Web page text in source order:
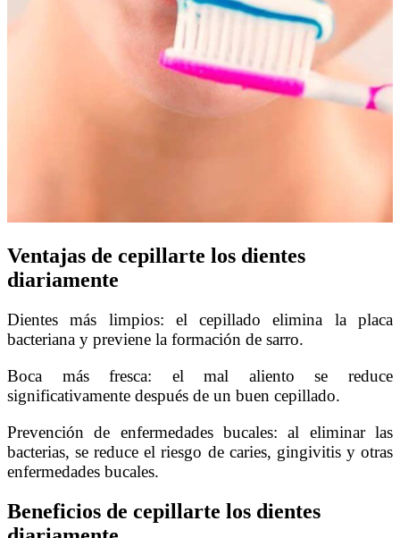
Ventajas de cepillarte los dientes
diariamente
Dientes más limpios: el cepillado elimina la placa
bacteriana y previene la formación de sarro.
Boca más fresca: el mal aliento se reduce
significativamente después de un buen cepillado.
Prevención de enfermedades bucales: al eliminar las
bacterias, se reduce el riesgo de caries, gingivitis y otras
enfermedades bucales.
Beneficios de cepillarte los dientes